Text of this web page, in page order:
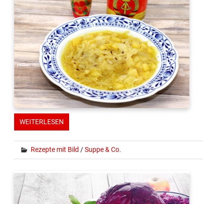
WEITERLESEN
Rezepte mit Bild /Suppe & Co.